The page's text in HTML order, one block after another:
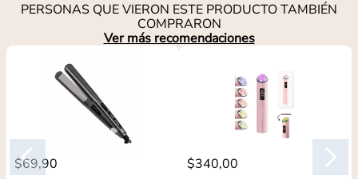
PERSONAS QUE VIERON ESTE PRODUCTO TAMBIÉN
COMPRARON
Ver más recomendaciones
$69,90 $340,00